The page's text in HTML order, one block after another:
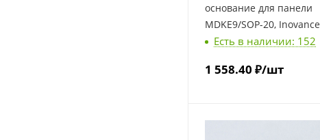
основание для панели
MDKE9/SOP-20, Inovance
Есть в наличии: 152
1 558.40 ₽/шт